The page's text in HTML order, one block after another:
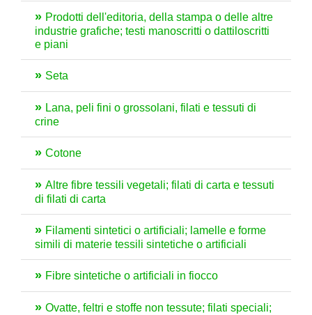
Prodotti dell'editoria, della stampa o delle altre
industrie grafiche; testi manoscritti o dattiloscritti
e piani
Seta
Lana, peli fini o grossolani, filati e tessuti di
crine
Cotone
Altre fibre tessili vegetali; filati di carta e tessuti
di filati di carta
Filamenti sintetici o artificiali; lamelle e forme
simili di materie tessili sintetiche o artificiali
Fibre sintetiche o artificiali in fiocco
Ovatte, feltri e stoffe non tessute; filati speciali;